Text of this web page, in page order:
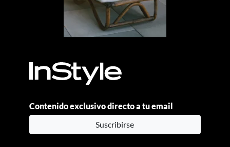
Contenido exclusivo directo a tu email
Suscribirse